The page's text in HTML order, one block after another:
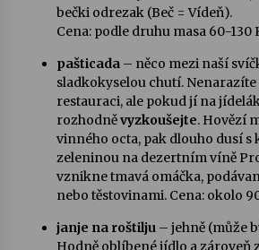
bečki odrezak (Beč = Vídeň).
Cena: podle druhu masa 60-130
pašticada– něco mezi naší
sladkokyselou chutí. Nenarazíte
restauraci, ale pokud jí na
rozhodněvyzkoušejte. Hovězí
vinného octa, pak dlouho dusí s
zeleninou na dezertním víně
vznikne tmavá omáčka,
nebo těstovinami. Cena: okolo
janje na roštilju– jehně (může
Hodně oblíbené jídlo a zároveň